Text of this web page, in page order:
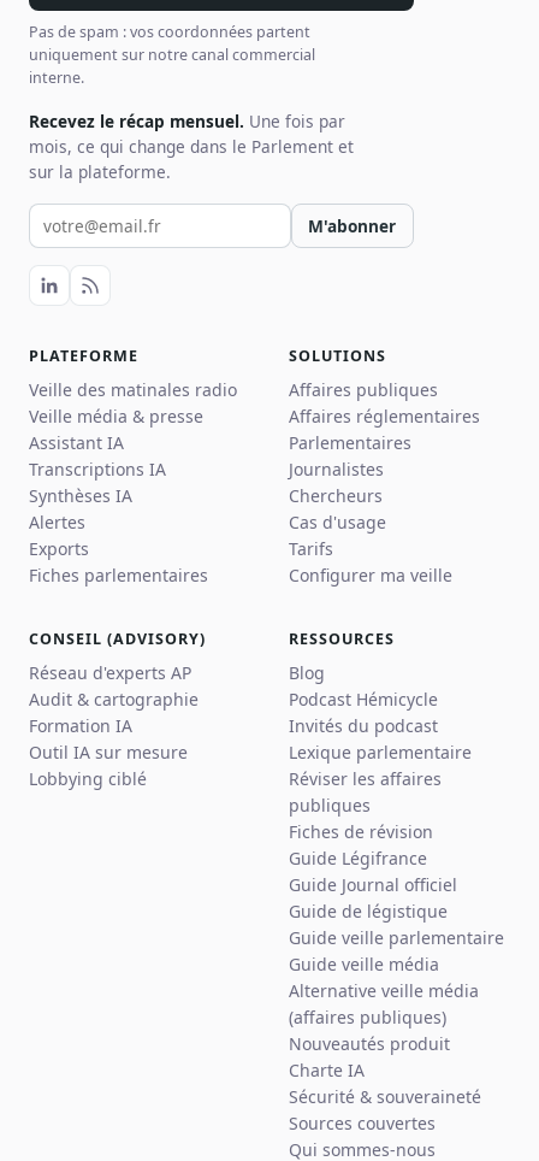
Pas de spam : vos coordonnées partent
uniquement sur notre canal commercial
interne.
Recevez le récap mensuel. Une fois par
mois, ce qui change dans le Parlement et
sur la plateforme.
Votre email pour la newsletter
M'abonner
PLATEFORME
Veille des matinales radio
Veille média & presse
Assistant IA
Transcriptions IA
Synthèses IA
Alertes
Exports
Fiches parlementaires
SOLUTIONS
Affaires publiques
Affaires réglementaires
Parlementaires
Journalistes
Chercheurs
Cas d'usage
Tarifs
Configurer ma veille
CONSEIL (ADVISORY)
Réseau d'experts AP
Audit & cartographie
Formation IA
Outil IA sur mesure
Lobbying ciblé
RESSOURCES
Blog
Podcast Hémicycle
Invités du podcast
Lexique parlementaire
Réviser les affaires
publiques
Fiches de révision
Guide Légifrance
Guide Journal officiel
Guide de légistique
Guide veille parlementaire
Guide veille média
Alternative veille média
(affaires publiques)
Nouveautés produit
Charte IA
Sécurité & souveraineté
Sources couvertes
Qui sommes-nous